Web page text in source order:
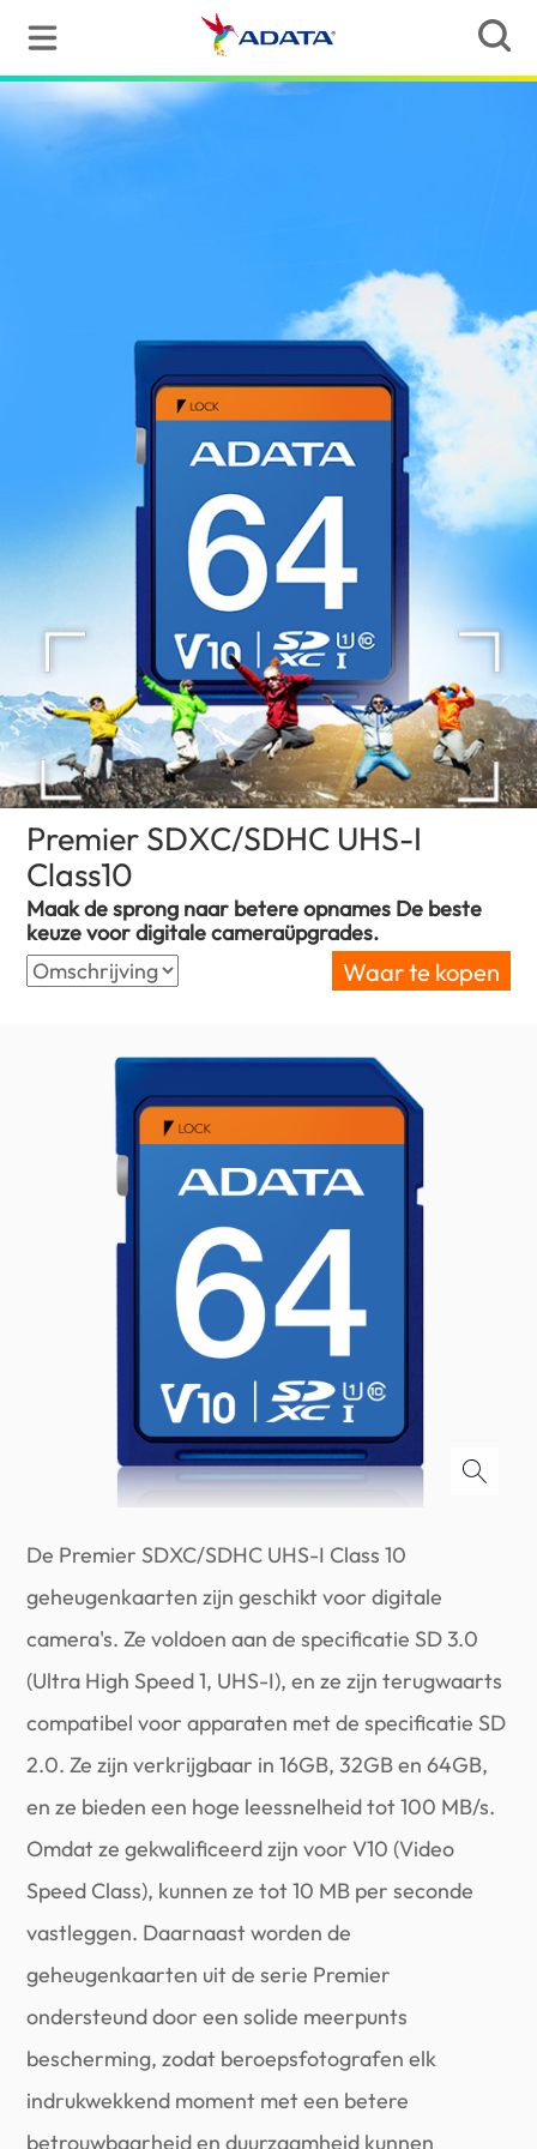
Premier SDXC/SDHC UHS-I
Class10
Maak de sprong naar betere opnames De beste
keuze voor digitale cameraüpgrades.
Waar te kopen
De Premier SDXC/SDHC UHS-I Class 10
geheugenkaarten zijn geschikt voor digitale
camera's. Ze voldoen aan de specificatie SD 3.0
(Ultra High Speed 1, UHS-I), en ze zijn terugwaarts
compatibel voor apparaten met de specificatie SD
2.0. Ze zijn verkrijgbaar in 16GB, 32GB en 64GB,
en ze bieden een hoge leessnelheid tot 100 MB/s.
Omdat ze gekwalificeerd zijn voor V10 (Video
Speed Class), kunnen ze tot 10 MB per seconde
vastleggen. Daarnaast worden de
geheugenkaarten uit de serie Premier
ondersteund door een solide meerpunts
bescherming, zodat beroepsfotografen elk
indrukwekkend moment met een betere
betrouwbaarheid en duurzaamheid kunnen